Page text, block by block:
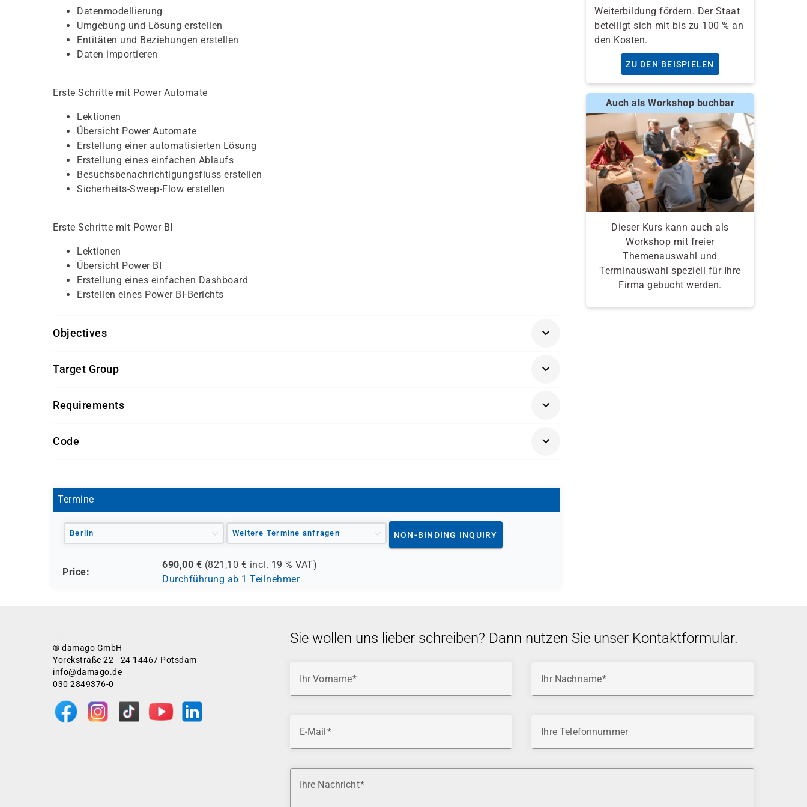
Datenmodellierung
Umgebung und Lösung erstellen
Entitäten und Beziehungen erstellen
Daten importieren
Erste Schritte mit Power Automate
Lektionen
Übersicht Power Automate
Erstellung einer automatisierten Lösung
Erstellung eines einfachen Ablaufs
Besuchsbenachrichtigungsfluss erstellen
Sicherheits-Sweep-Flow erstellen
Erste Schritte mit Power BI
Lektionen
Übersicht Power BI
Erstellung eines einfachen Dashboard
Erstellen eines Power BI-Berichts
Objectives
Grundkenntnisse der IT-Prinzipien
Target Group
Unternehmen kennenlernen möchten.
Requirements
Code
Termine
Berlin Weitere Termine anfragen NON-BINDING INQUIRY
Price:
690,00 € (821,10 € incl. 19 % VAT)
Durchführung ab 1 Teilnehmer
Weiterbildung fördern. Der Staat
beteiligt sich mit bis zu 100 % an
den Kosten.
ZU DEN BEISPIELEN
Auch als Workshop buchbar
Dieser Kurs kann auch als
Workshop mit freier
Themenauswahl und
Terminauswahl speziell für Ihre
Firma gebucht werden.
® damago GmbH
Yorckstraße 22 - 24 14467 Potsdam
info@damago.de
030 2849376-0
Sie wollen uns lieber schreiben? Dann nutzen Sie unser Kontaktformular.
Ihr Vorname Ihr Nachname
E-Mail Ihre Telefonnummer
Ihre Nachricht